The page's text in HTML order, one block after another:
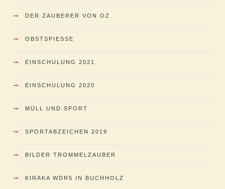
→ DER ZAUBERER VON OZ
→ OBSTSPIESSE
→ EINSCHULUNG 2021
→ EINSCHULUNG 2020
→ MÜLL UND SPORT
→ SPORTABZEICHEN 2019
→ BILDER TROMMELZAUBER
→ KIRAKA WDR5 IN BUCHHOLZ